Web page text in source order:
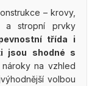
– krovy,
a stropní prvky
třída i
jsou shodné s
na vzhled
volbou